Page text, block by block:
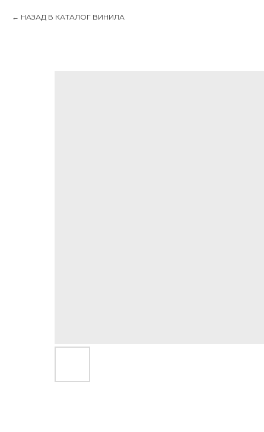
НАЗАД В КАТАЛОГ ВИНИЛА